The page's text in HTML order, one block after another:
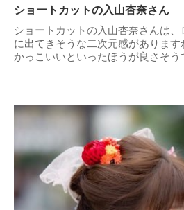
ショートカットの入山杏奈さん
ショートカットの入山杏奈さんは
に出てきそうな二次元感がありま
かっこいいといったほうが良さそう